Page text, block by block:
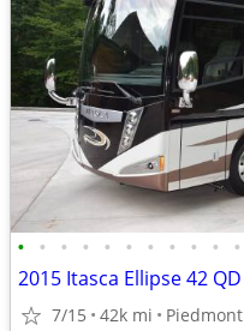
• • • • • • • • • • •
2015 Itasca Ellipse 42 QD
7/15 42k mi Piedmont